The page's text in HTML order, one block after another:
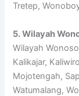
Tretep,
5. Wilayah
Wilayah
Kalikajar,
Mojotengah,
Watumalang,